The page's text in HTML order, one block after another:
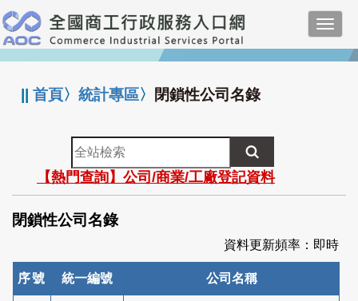
跳
到
主
要
:::
||首頁〉統計專區〉 閉鎖性公司名錄
全
站
檢
索
【熱門查詢】公司/商業/工廠登記資料
閉鎖性公司名錄
資料更新頻率：即時
序號 統一編號 公司名稱